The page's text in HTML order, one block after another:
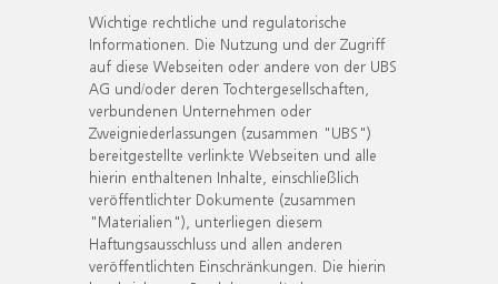
Wichtige rechtliche und regulatorische
Informationen. Die Nutzung und der Zugriff
auf diese Webseiten oder andere von der UBS
AG und/oder deren Tochtergesellschaften,
verbundenen Unternehmen oder
Zweigniederlassungen (zusammen "UBS")
bereitgestellte verlinkte Webseiten und alle
hierin enthaltenen Inhalte, einschließlich
veröffentlichter Dokumente (zusammen
"Materialien"), unterliegen diesem
Haftungsausschluss und allen anderen
veröffentlichten Einschränkungen. Die hierin